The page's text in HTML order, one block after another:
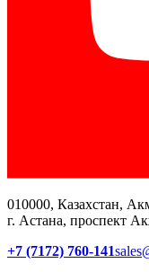
010000, Казахстан,
г. Астана, проспект
+7 (7172) 760-141